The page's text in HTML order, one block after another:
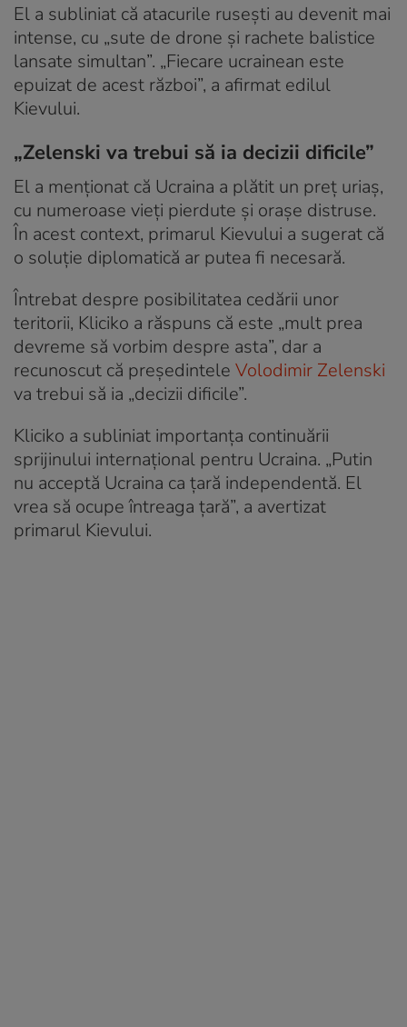
El a subliniat că atacurile rusești au devenit mai
intense, cu „sute de drone și rachete balistice
lansate simultan”. „Fiecare ucrainean este
epuizat de acest război”, a afirmat edilul
Kievului.
„Zelenski va trebui să ia decizii dificile”
El a menționat că Ucraina a plătit un preț uriaș,
cu numeroase vieți pierdute și orașe distruse.
În acest context, primarul Kievului a sugerat că
o soluție diplomatică ar putea fi necesară.
Întrebat despre posibilitatea cedării unor
teritorii, Kliciko a răspuns că este „mult prea
devreme să vorbim despre asta”, dar a
recunoscut că președintele Volodimir Zelenski
va trebui să ia „decizii dificile”.
Kliciko a subliniat importanța continuării
sprijinului internațional pentru Ucraina. „Putin
nu acceptă Ucraina ca țară independentă. El
vrea să ocupe întreaga țară”, a avertizat
primarul Kievului.